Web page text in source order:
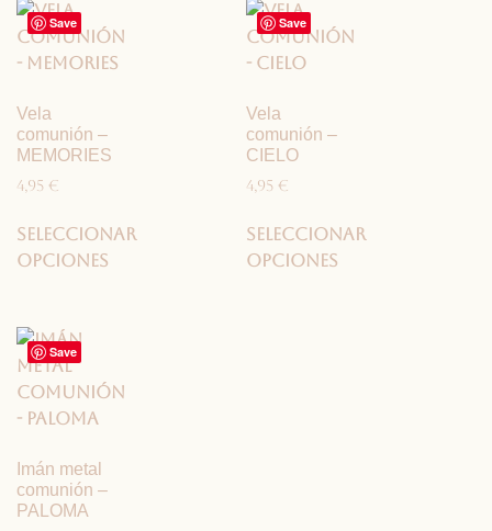
Save
Vela
comunión –
MEMORIES
4,95 €
Seleccionar
opciones
Save
Vela
comunión –
CIELO
4,95 €
Seleccionar
opciones
Save
Imán metal
comunión –
PALOMA